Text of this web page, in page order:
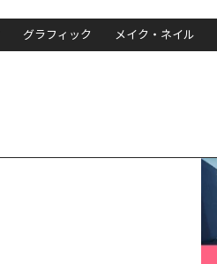
グラフィック メイク・ネイル